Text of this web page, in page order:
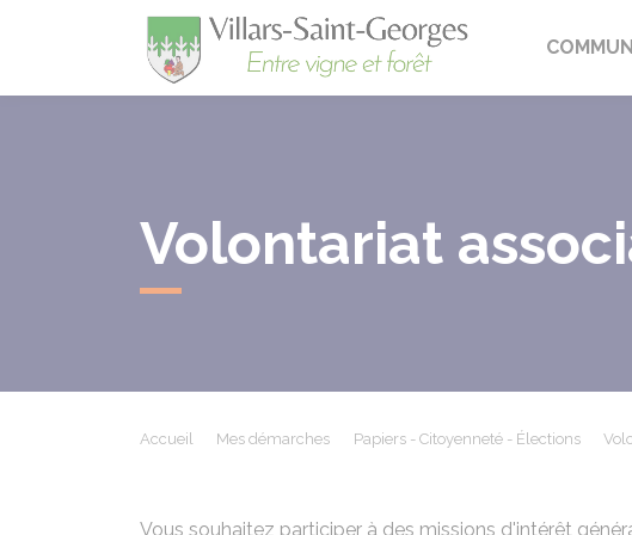
Villars-Saint-
Volontariat
Accueil Mes démarches Papiers - Citoyenneté - Élections
Vous souhaitez participer à des missions d'intérêt